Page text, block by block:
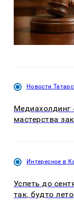
Новости
Медиахолдинг
мастерства
Интересное в
Успеть до
так, будто